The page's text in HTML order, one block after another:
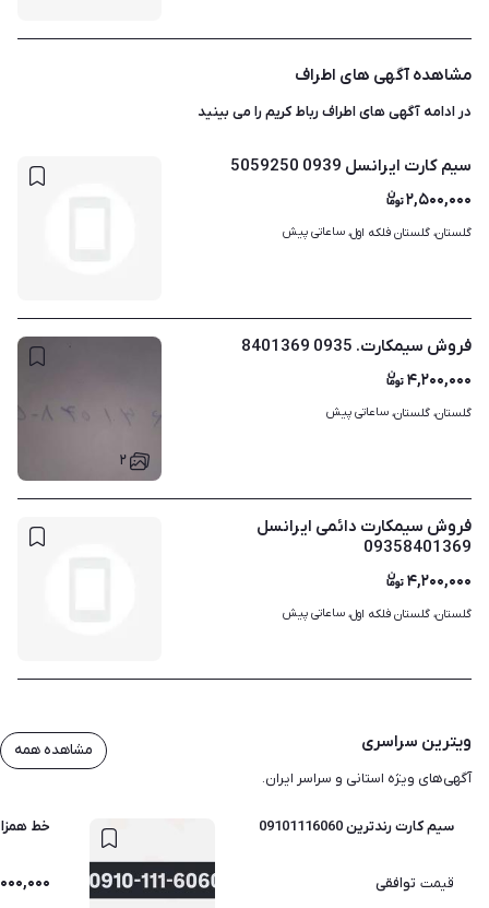
مشاهده آگهی های اطراف
در ادامه آگهی هایاطراف رباط کریمرا می بینید
سیم کارت ایرانسل 0939 5059250
۲,۵۰۰,۰۰۰
گلستان، گلستان فلکه اول، ساعاتی پیش
۲
فروش سیمکارت. 0935 8401369
۴,۲۰۰,۰۰۰
گلستان، گلستان، ساعاتی پیش
فروش سیمکارت دائمی ایرانسل
09358401369
۴,۲۰۰,۰۰۰
گلستان، گلستان فلکه اول، ساعاتی پیش
ویترین سراسری
آگهی‌های ویژه استانی و سراسر ایران.
مشاهده همه
سیم کارت رندترین 09101116060
قیمت توافقی
خط همزاد 0912.